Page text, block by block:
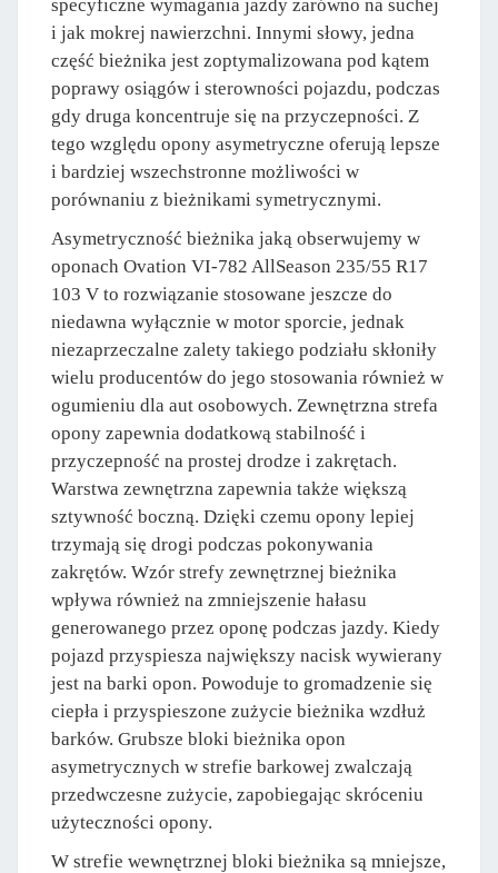
specyficzne wymagania jazdy zarówno na suchej
i jak mokrej nawierzchni. Innymi słowy, jedna
część bieżnika jest zoptymalizowana pod kątem
poprawy osiągów i sterowności pojazdu, podczas
gdy druga koncentruje się na przyczepności. Z
tego względu opony asymetryczne oferują lepsze
i bardziej wszechstronne możliwości w
porównaniu z bieżnikami symetrycznymi.
Asymetryczność bieżnika jaką obserwujemy w
oponach Ovation VI-782 AllSeason 235/55 R17
103 V to rozwiązanie stosowane jeszcze do
niedawna wyłącznie w motor sporcie, jednak
niezaprzeczalne zalety takiego podziału skłoniły
wielu producentów do jego stosowania również w
ogumieniu dla aut osobowych. Zewnętrzna strefa
opony zapewnia dodatkową stabilność i
przyczepność na prostej drodze i zakrętach.
Warstwa zewnętrzna zapewnia także większą
sztywność boczną. Dzięki czemu opony lepiej
trzymają się drogi podczas pokonywania
zakrętów. Wzór strefy zewnętrznej bieżnika
wpływa również na zmniejszenie hałasu
generowanego przez oponę podczas jazdy. Kiedy
pojazd przyspiesza największy nacisk wywierany
jest na barki opon. Powoduje to gromadzenie się
ciepła i przyspieszone zużycie bieżnika wzdłuż
barków. Grubsze bloki bieżnika opon
asymetrycznych w strefie barkowej zwalczają
przedwczesne zużycie, zapobiegając skróceniu
użyteczności opony.
W strefie wewnętrznej bloki bieżnika są mniejsze,